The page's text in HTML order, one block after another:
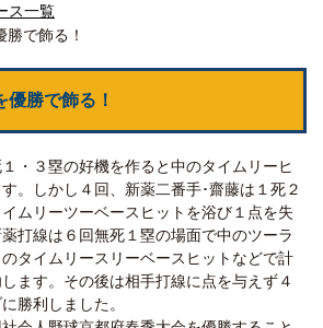
ス一覧
勝で飾る！
優勝で飾る！
・３塁の好機を作ると中のタイムリーヒ
。しかし４回、新薬二番手･齋藤は１死２
ムリーツーベースヒットを浴び１点を失
打線は６回無死１塁の場面で中のツーラ
タイムリースリーベースヒットなどで計
ます。その後は相手打線に点を与えず４
勝利しました。